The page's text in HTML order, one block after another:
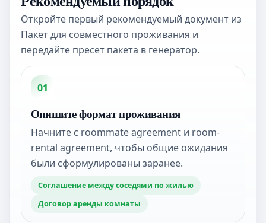
Откройте первый рекомендуемый документ из
Пакет для совместного проживания и
передайте пресет пакета в генератор.
01
Опишите формат проживания
Начните с roommate agreement и room-
rental agreement, чтобы общие ожидания
были сформулированы заранее.
Соглашение между соседями по жилью
Договор аренды комнаты